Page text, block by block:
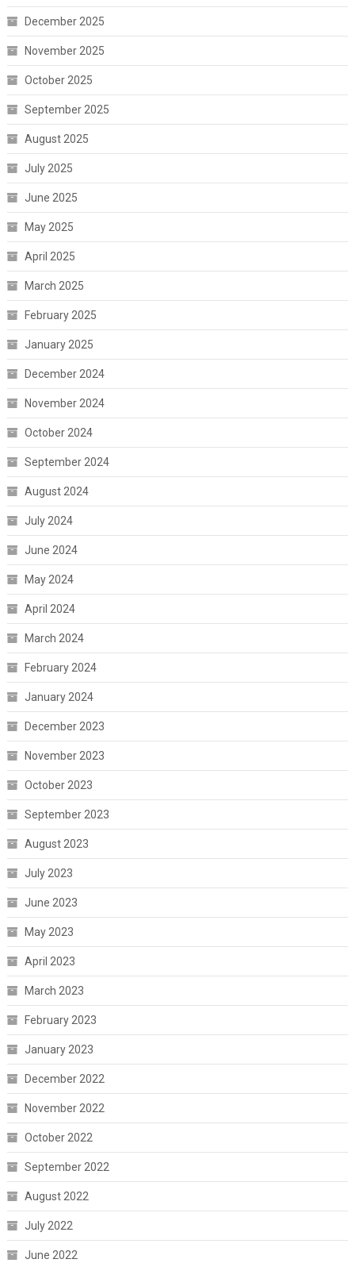
December 2025
November 2025
October 2025
September 2025
August 2025
July 2025
June 2025
May 2025
April 2025
March 2025
February 2025
January 2025
December 2024
November 2024
October 2024
September 2024
August 2024
July 2024
June 2024
May 2024
April 2024
March 2024
February 2024
January 2024
December 2023
November 2023
October 2023
September 2023
August 2023
July 2023
June 2023
May 2023
April 2023
March 2023
February 2023
January 2023
December 2022
November 2022
October 2022
September 2022
August 2022
July 2022
June 2022